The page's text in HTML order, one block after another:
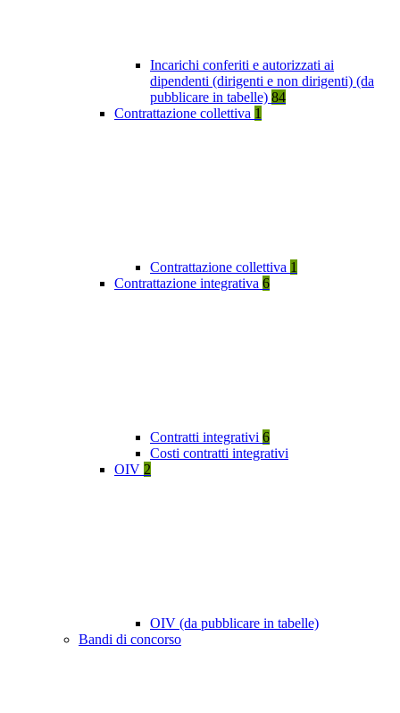
Incarichi conferiti e autorizzati ai
dipendenti (dirigenti e non dirigenti) (da
pubblicare in tabelle) 84
Contrattazione collettiva 1
Contrattazione collettiva 1
Contrattazione integrativa 6
Contratti integrativi 6
Costi contratti integrativi
OIV 2
OIV (da pubblicare in tabelle)
Bandi di concorso